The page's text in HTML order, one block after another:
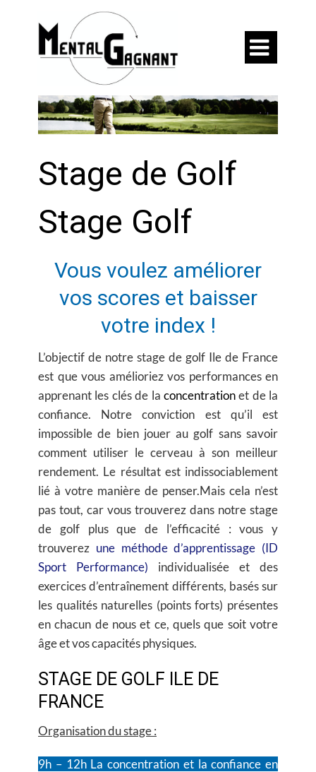

Stage de Golf
Stage Golf
Vous voulez améliorer
vos scores et baisser
votre index !
L’objectif de notre stage de golf Ile de France
est que vous amélioriez vos performancesen
apprenant les clés de la concentrationet de la
confiance. Notre conviction est qu’il est
impossible de bien jouer au golf sans savoir
comment utiliser le cerveau à son meilleur
rendement. Le résultat est indissociablement
lié à votre manière de penser.Mais cela n’est
pas tout, car vous trouverez dans notre stage
de golf plus que de l’efficacité : vous y
trouverez une méthode d’apprentissage (ID
Sport Performance)
individualisée et des
exercices d’entraînement différents, basés sur
les qualités naturelles (points forts) présentes
en chacun de nous et ce, quels que soit votre
âge et vos capacités physiques.
STAGE DE GOLF ILE DE
FRANCE
Organisation du stage :
9h – 12hLa concentration et la confiance en